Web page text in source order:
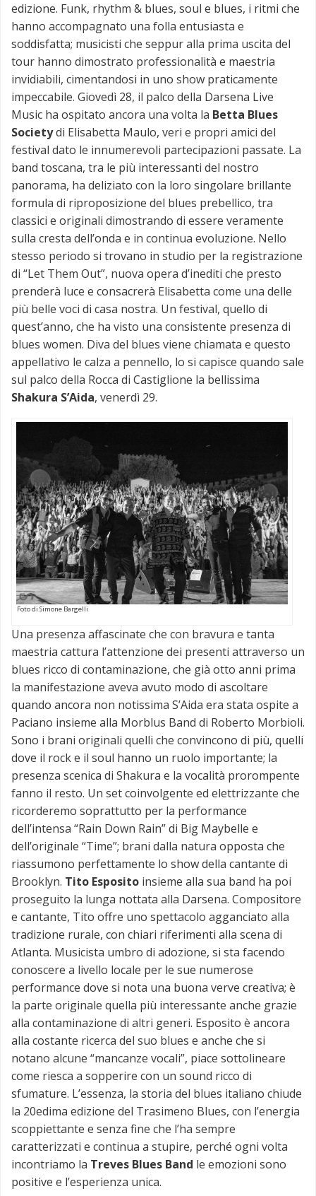
edizione. Funk, rhythm & blues, soul e blues, i ritmi che
hanno accompagnato una folla entusiasta e
soddisfatta; musicisti che seppur alla prima uscita del
tour hanno dimostrato professionalità e maestria
invidiabili, cimentandosi in uno show praticamente
impeccabile. Giovedì 28, il palco della Darsena Live
Music ha ospitato ancora una volta la Betta Blues
Societydi Elisabetta Maulo, veri e propri amici del
festival dato le innumerevoli partecipazioni passate. La
band toscana, tra le più interessanti del nostro
panorama, ha deliziato con la loro singolare brillante
formula di riproposizione del blues prebellico, tra
classici e originali dimostrando di essere veramente
sulla cresta dell’onda e in continua evoluzione. Nello
stesso periodo si trovano in studio per la registrazione
di “Let Them Out”, nuova opera d’inediti che presto
prenderà luce e consacrerà Elisabetta come una delle
più belle voci di casa nostra. Un festival, quello di
quest’anno, che ha visto una consistente presenza di
blues women. Diva del blues viene chiamata e questo
appellativo le calza a pennello, lo si capisce quando sale
sul palco della Rocca di Castiglione la bellissima
Shakura S’Aida, venerdì 29.
Foto di Simone Bargelli
Una presenza affascinate che con bravura e tanta
maestria cattura l’attenzione dei presenti attraverso un
blues ricco di contaminazione, che già otto anni prima
la manifestazione aveva avuto modo di ascoltare
quando ancora non notissima S’Aida era stata ospite a
Paciano insieme alla Morblus Band di Roberto Morbioli.
Sono i brani originali quelli che convincono di più, quelli
dove il rock e il soul hanno un ruolo importante; la
presenza scenica di Shakura e la vocalità prorompente
fanno il resto. Un set coinvolgente ed elettrizzante che
ricorderemo soprattutto per la performance
dell’intensa “Rain Down Rain” di Big Maybelle e
dell’originale “Time”; brani dalla natura opposta che
riassumono perfettamente lo show della cantante di
Brooklyn. Tito Esposito insieme alla sua band ha poi
proseguito la lunga nottata alla Darsena. Compositore
e cantante, Tito offre uno spettacolo agganciato alla
tradizione rurale, con chiari riferimenti alla scena di
Atlanta. Musicista umbro di adozione, si sta facendo
conoscere a livello locale per le sue numerose
performance dove si nota una buona verve creativa; è
la parte originale quella più interessante anche grazie
alla contaminazione di altri generi. Esposito è ancora
alla costante ricerca del suo blues e anche che si
notano alcune “mancanze vocali”, piace sottolineare
come riesca a sopperire con un sound ricco di
sfumature. L’essenza, la storia del blues italiano chiude
la 20edima edizione del Trasimeno Blues, con l’energia
scoppiettante e senza fine che l’ha sempre
caratterizzati e continua a stupire, perché ogni volta
incontriamo la Treves Blues Band le emozioni sono
positive e l’esperienza unica.